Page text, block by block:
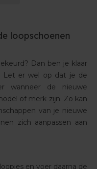
loopschoenen
Dan ben je klaar
Let er wel op dat je de
wanneer de nieuwe
of merk zijn. Zo kan
van je nieuwe
zich aanpassen aan
en voer daarna de